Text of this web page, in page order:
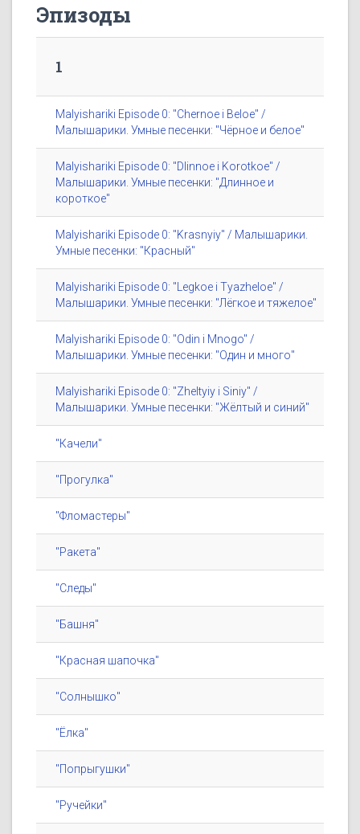
Эпизоды
1
Malyishariki Episode 0: "Chernoe i Beloe" /
Малышарики. Умные песенки: "Чёрное и белое"
Malyishariki Episode 0: "Dlinnoe i Korotkoe" /
Малышарики. Умные песенки: "Длинное и
короткое"
Malyishariki Episode 0: "Krasnyiy" / Малышарики.
Умные песенки: "Красный"
Malyishariki Episode 0: "Legkoe i Tyazheloe" /
Малышарики. Умные песенки: "Лёгкое и тяжелое"
Malyishariki Episode 0: "Odin i Mnogo" /
Малышарики. Умные песенки: "Один и много"
Malyishariki Episode 0: "Zheltyiy i Siniy" /
Малышарики. Умные песенки: "Жёлтый и синий"
"Качели"
"Прогулка"
"Фломастеры"
"Ракета"
"Следы"
"Башня"
"Красная шапочка"
"Солнышко"
"Ёлка"
"Попрыгушки"
"Ручейки"